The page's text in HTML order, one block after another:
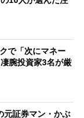
で「次にマネー
腕投資家3名が厳
元証券マン・かぶ